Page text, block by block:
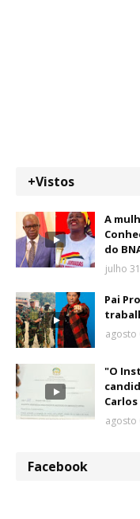
+Vistos
A
do
julho
Pai
agosto
"O
agosto
Facebook